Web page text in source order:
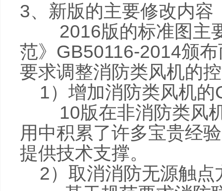
3、新版的主要修改内容
2016版的标准图主要
范》GB50116-2014颁
要求调整消防类风机的
1）增加消防类风机的
10版在非消防类风机
用中积累了许多宝贵经
提供技术支撑。
2）取消消防无源触点